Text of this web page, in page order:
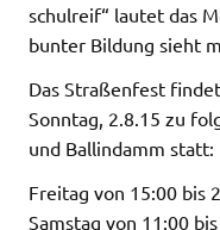
schulreif“ lautet das
bunter Bildung sieht
Das Straßenfest
Sonntag, 2.8.15 zu
und Ballindamm statt:
Freitag von 15:00 bis
Samstag von 11:00